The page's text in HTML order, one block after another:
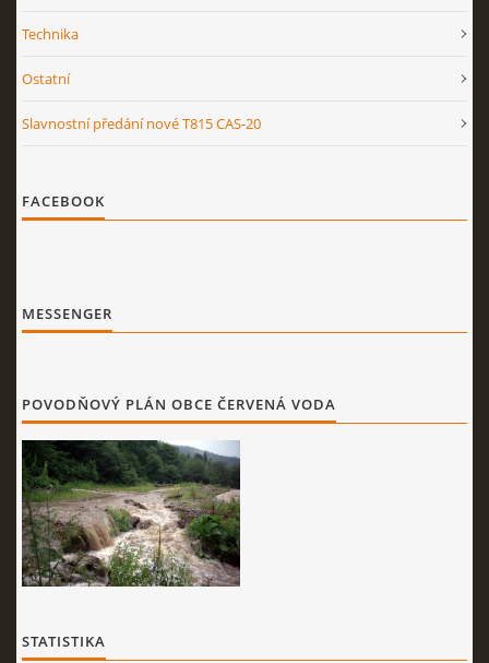
Technika
Ostatní
Slavnostní předání nové T815 CAS-20
FACEBOOK
MESSENGER
POVODŇOVÝ PLÁN OBCE ČERVENÁ VODA
STATISTIKA